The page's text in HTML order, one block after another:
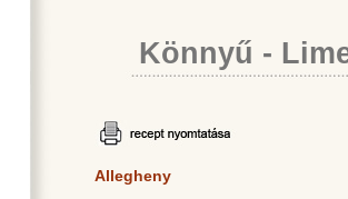
Könnyű -
Allegheny